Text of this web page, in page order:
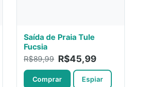
Saída de Praia Tule
Fucsia
R$89,99 R$45,99
Comprar Espiar